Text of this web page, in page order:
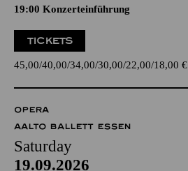
19:00 Konzerteinführung
TICKETS
45,00 40,00 34,00 30,00 22,00 18,00 €
OPERA
AALTO BALLETT ESSEN
Saturday
19.09.2026